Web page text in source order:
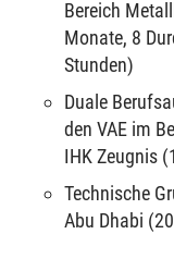
Bereich
Monate, 8
Stunden)
Duale
den VAE im
IHK Zeugnis
Technische
Abu Dhabi